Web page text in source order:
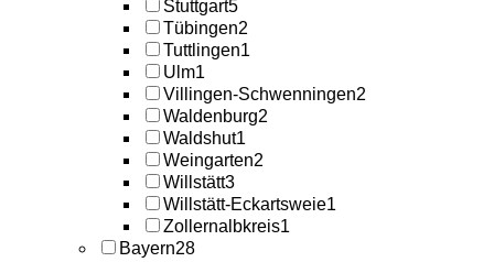
Stuttgart5
Tübingen2
Tuttlingen1
Ulm1
Villingen-Schwenningen2
Waldenburg2
Waldshut1
Weingarten2
Willstätt3
Willstätt-Eckartsweie1
Zollernalbkreis1
Bayern28